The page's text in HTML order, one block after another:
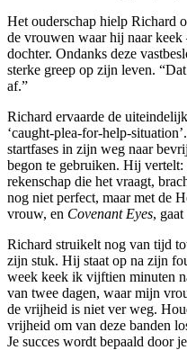
Het ouderschap hielp Richard
de vrouwen waar hij naar
dochter. Ondanks deze
sterke greep op zijn leven.
af.”
Richard ervaarde de
‘caught-plea-for-help-
startfases in zijn weg naar
begon te gebruiken. Hij vertelt:
rekenschap die het vraagt,
nog niet perfect, maar met de
vrouw, en Covenant Eyes,
Richard struikelt nog van tijd
zijn stuk. Hij staat op na zijn
week keek ik vijftien minuten
van twee dagen, waar mijn
de vrijheid is niet ver weg.
vrijheid om van deze banden
Je succes wordt bepaald door